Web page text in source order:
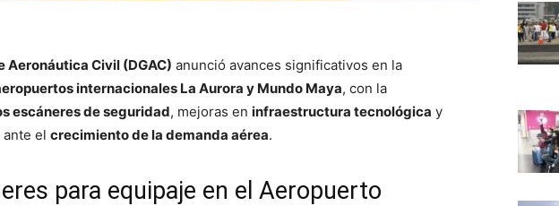
Aeronáutica Civil (DGAC) anunció avances significativos en la
internacionales La Aurora y Mundo Maya, con la
escáneres de seguridad, mejoras en infraestructura tecnológica y
el crecimiento de la demanda aérea.
para equipaje en el Aeropuerto